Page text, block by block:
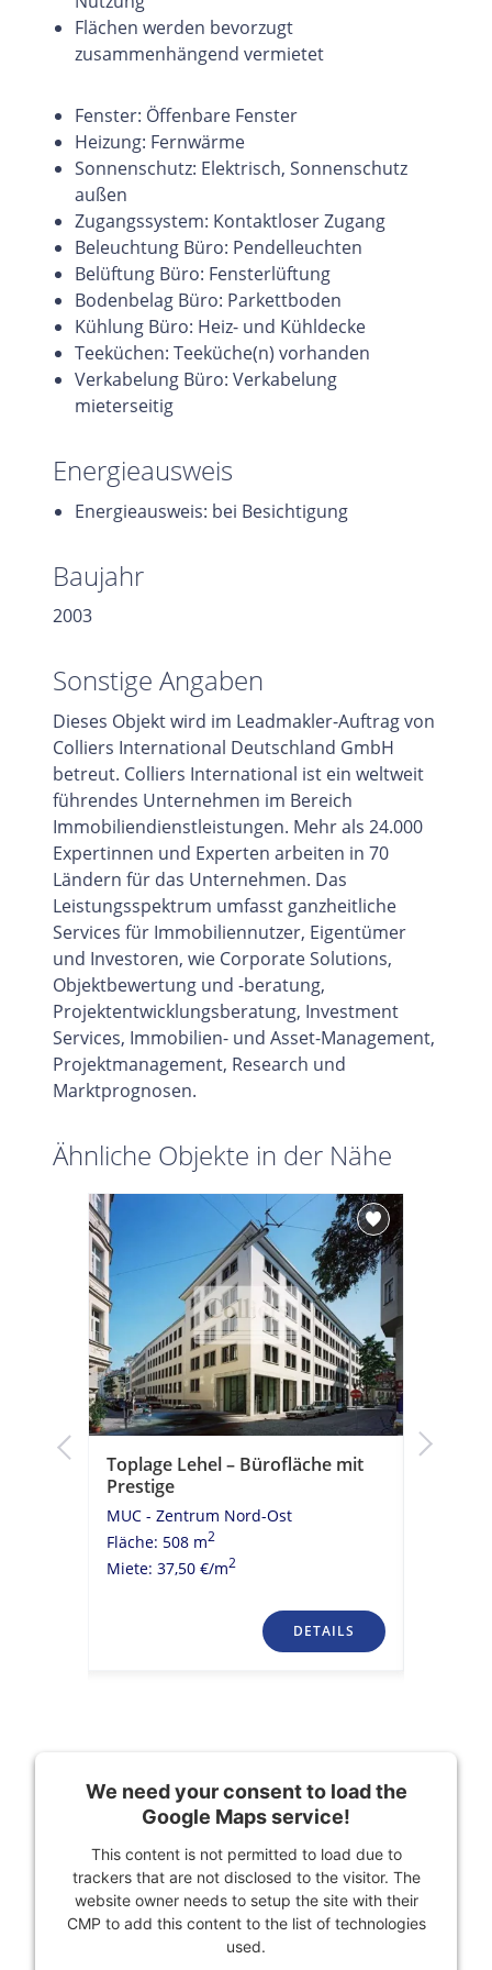
Flächen werden bevorzugt
zusammenhängend vermietet
Fenster: Öffenbare Fenster
Heizung: Fernwärme
Sonnenschutz: Elektrisch, Sonnenschutz
außen
Zugangssystem: Kontaktloser Zugang
Beleuchtung Büro: Pendelleuchten
Belüftung Büro: Fensterlüftung
Bodenbelag Büro: Parkettboden
Kühlung Büro: Heiz- und Kühldecke
Teeküchen: Teeküche(n) vorhanden
Verkabelung Büro: Verkabelung
mieterseitig
Energieausweis
Energieausweis: bei Besichtigung
Baujahr
2003
Sonstige Angaben
Dieses Objekt wird im Leadmakler-Auftrag von
Colliers International Deutschland GmbH
betreut. Colliers International ist ein weltweit
führendes Unternehmen im Bereich
Immobiliendienstleistungen. Mehr als 24.000
Expertinnen und Experten arbeiten in 70
Ländern für das Unternehmen. Das
Leistungsspektrum umfasst ganzheitliche
Services für Immobiliennutzer, Eigentümer
und Investoren, wie Corporate Solutions,
Objektbewertung und -beratung,
Projektentwicklungsberatung, Investment
Services, Immobilien- und Asset-Management,
Projektmanagement, Research und
Marktprognosen.
Ähnliche Objekte in der Nähe
Toplage Lehel – Bürofläche mit
Prestige
MUC - Zentrum Nord-Ost
Fläche: 508 m2
Miete: 37,50 €/m2
DETAILS
We need your consent to load the
Google Maps service!
This content is not permitted to load due to
trackers that are not disclosed to the visitor. The
website owner needs to setup the site with their
CMP to add this content to the list of technologies
used.